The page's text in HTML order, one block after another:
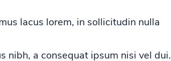
lacus lorem, in sollicitudin nulla
nibh, a consequat ipsum nisi vel dui.